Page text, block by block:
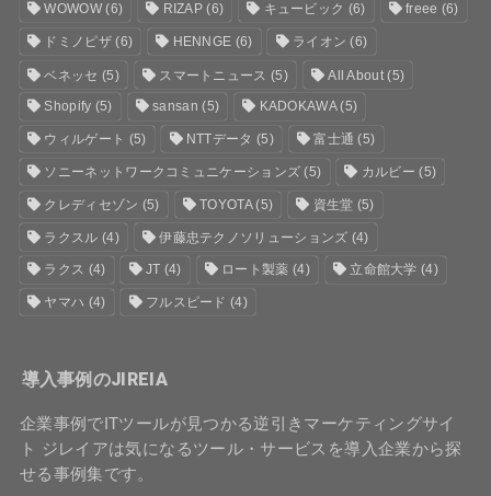
WOWOW(6) RIZAP (6) キュービック (6) freee (6)
ドミノピザ(6) HENNGE (6) ライオン (6)
ベネッセ (5) スマートニュース (5) All About(5)
Shopify (5) sansan (5) KADOKAWA(5)
ウィルゲート (5) NTTデータ (5) 富士通 (5)
ソニーネットワークコミュニケーションズ (5) カルビー (5)
クレディセゾン (5) TOYOTA(5) 資生堂 (5)
ラクスル (4) 伊藤忠テクノソリューションズ (4)
ラクス (4) JT (4) ロート製薬 (4) 立命館大学 (4)
ヤマハ (4) フルスピード (4)
導入事例のJIREIA
企業事例でITツールが見つかる逆引きマーケティングサイ
ト ジレイアは気になるツール・サービスを導入企業から探
せる事例集です。